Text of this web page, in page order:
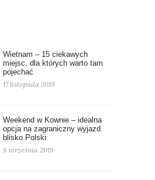
Wietnam – 15 ciekawych
miejsc, dla których warto tam
pojechać
17 listopada 2019
Weekend w Kownie – idealna
opcja na zagraniczny wyjazd
blisko Polski
8 września 2019